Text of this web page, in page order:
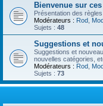
Bienvenue sur
Présentation des
Modérateurs : Rod
Sujets : 48
Suggestions et
Suggestions et
nouvelles catégories,
Modérateurs : Rod
Sujets : 73